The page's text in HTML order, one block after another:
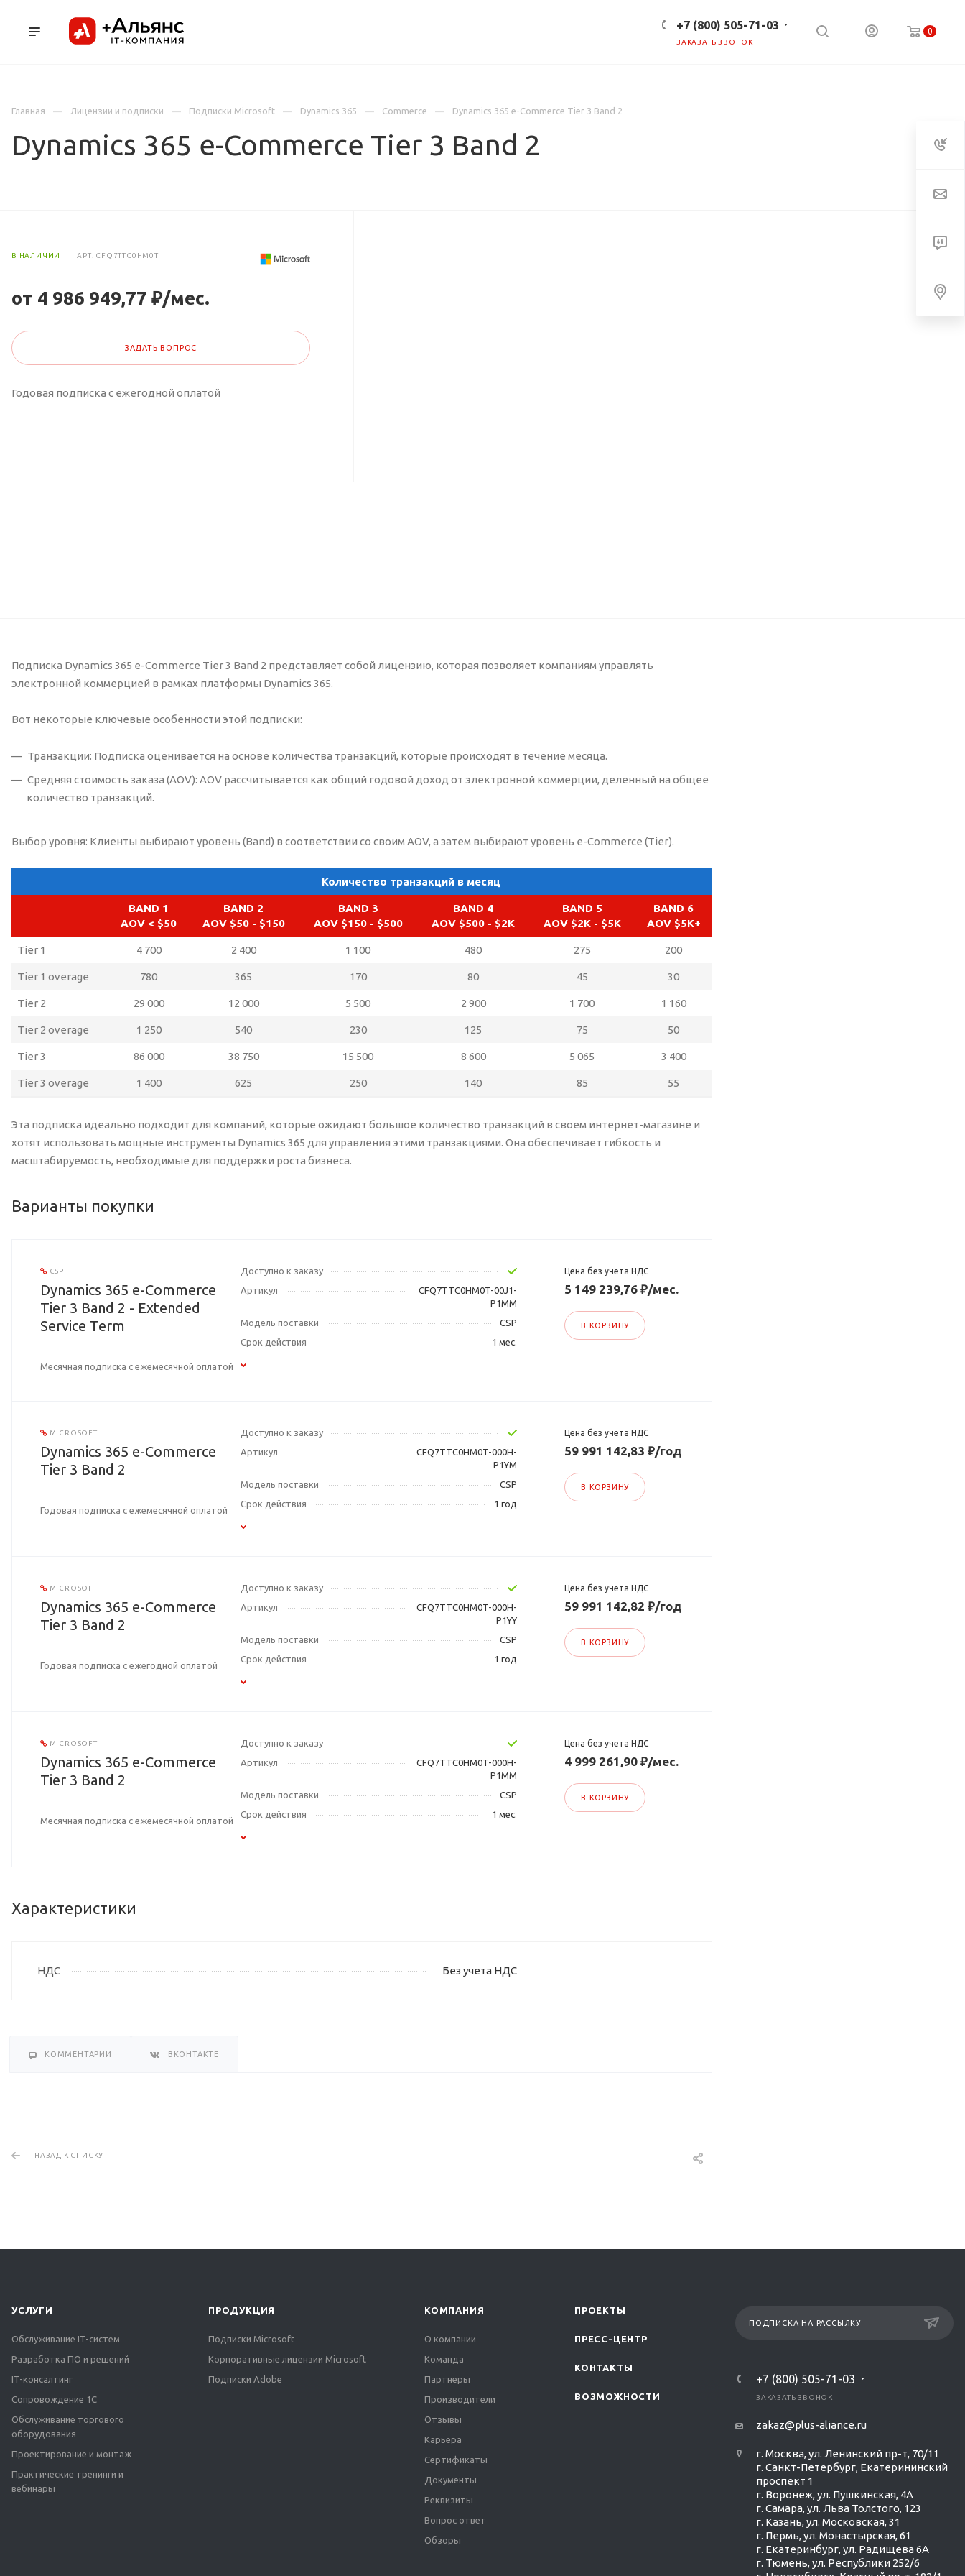
0
+7 (800) 505-71-03
ЗАКАЗАТЬ ЗВОНОК
Главная
Лицензии и подписки Подписки Microsoft Dynamics 365 Commerce Dynamics 365 e-Commerce Tier 3 Band 2
Dynamics 365 e-Commerce Tier 3 Band 2
В НАЛИЧИИ АРТ. CFQ7TTC0HM0T
от 4 986 949,77 ₽/мес.
ЗАДАТЬ ВОПРОС
Годовая подписка с ежегодной оплатой
Подписка Dynamics 365 e-Commerce Tier 3 Band 2 представляет собой лицензию, которая позволяет компаниям управлять
электронной коммерцией в рамках платформы Dynamics 365.
Вот некоторые ключевые особенности этой подписки:
Транзакции: Подписка оценивается на основе количества транзакций, которые происходят в течение месяца.
Средняя стоимость заказа (AOV): AOV рассчитывается как общий годовой доход от электронной коммерции, деленный на общее
количество транзакций.
Выбор уровня: Клиенты выбирают уровень (Band) в соответствии со своим AOV, а затем выбирают уровень e-Commerce (Tier).
Количество транзакций в месяц
BAND 1
AOV < $50
BAND 2
AOV $50 - $150
BAND 3
AOV $150 - $500
BAND 4
AOV $500 - $2K
BAND 5
AOV $2K - $5K
BAND 6
AOV $5K+
Tier 1 4 700 2 400 1 100 480 275 200
Tier 1 overage 780 365 170 80 45 30
Tier 2 29 000 12 000 5 500 2 900 1 700 1 160
Tier 2 overage 1 250 540 230 125 75 50
Tier 3 86 000 38 750 15 500 8 600 5 065 3 400
Tier 3 overage 1 400 625 250 140 85 55
Эта подписка идеально подходит для компаний, которые ожидают большое количество транзакций в своем интернет-магазине и
хотят использовать мощные инструменты Dynamics 365 для управления этими транзакциями. Она обеспечивает гибкость и
масштабируемость, необходимые для поддержки роста бизнеса.
Варианты покупки
CSP
Dynamics 365 e-Commerce
Tier 3 Band 2 - Extended
Service Term
Месячная подписка с ежемесячной оплатой
Доступно к заказу
Артикул
CFQ7TTC0HM0T-00J1-
P1MM
Модель поставки
CSP
Срок действия
1 мес.
Цена без учета НДС
5 149 239,76 ₽/мес.
В КОРЗИНУ
MICROSOFT
Dynamics 365 e-Commerce
Tier 3 Band 2
Годовая подписка с ежемесячной оплатой
Доступно к заказу
Артикул
CFQ7TTC0HM0T-000H-
P1YM
Модель поставки
CSP
Срок действия
1 год
Цена без учета НДС
59 991 142,83 ₽/год
В КОРЗИНУ
MICROSOFT
Dynamics 365 e-Commerce
Tier 3 Band 2
Годовая подписка с ежегодной оплатой
Доступно к заказу
Артикул
CFQ7TTC0HM0T-000H-
P1YY
Модель поставки
CSP
Срок действия
1 год
Цена без учета НДС
59 991 142,82 ₽/год
В КОРЗИНУ
MICROSOFT
Dynamics 365 e-Commerce
Tier 3 Band 2
Месячная подписка с ежемесячной оплатой
Доступно к заказу
Артикул
CFQ7TTC0HM0T-000H-
P1MM
Модель поставки
CSP
Срок действия
1 мес.
Цена без учета НДС
4 999 261,90 ₽/мес.
В КОРЗИНУ
Характеристики
НДС Без учета НДС
КОММЕНТАРИИ ВКОНТАКТЕ
НАЗАД К СПИСКУ
УСЛУГИ
Обслуживание IT-систем
Разработка ПО и решений
IT-консалтинг
Сопровождение 1С
Обслуживание торгового
оборудования
Проектирование и монтаж
Практические тренинги и
вебинары
ПРОДУКЦИЯ
Подписки Microsoft
Корпоративные лицензии Microsoft
Подписки Adobe
КОМПАНИЯ
О компании
Команда
Партнеры
Производители
Отзывы
Карьера
Сертификаты
Документы
Реквизиты
Вопрос ответ
Обзоры
ПРОЕКТЫ
ПРЕСС-ЦЕНТР
КОНТАКТЫ
ВОЗМОЖНОСТИ
ПОДПИСКА НА РАССЫЛКУ
+7 (800) 505-71-03
ЗАКАЗАТЬ ЗВОНОК
zakaz@plus-aliance.ru
г. Москва, ул. Ленинский пр-т, 70/11
г. Санкт-Петербург, Екатерининский
проспект 1
г. Воронеж, ул. Пушкинская, 4А
г. Самара, ул. Льва Толстого, 123
г. Казань, ул. Московская, 31
г. Пермь, ул. Монастырская, 61
г. Екатеринбург, ул. Радищева 6А
г. Тюмень, ул. Республики 252/6